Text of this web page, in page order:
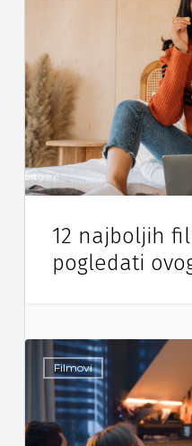
12 najboljih
pogledati
Filmovi